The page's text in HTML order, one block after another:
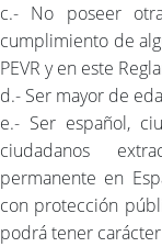
c.- No poseer
cumplimiento de
PEVR y en este
d.- Ser mayor de
e.- Ser español,
ciudadanos
permanente en
con protección
podrá tener